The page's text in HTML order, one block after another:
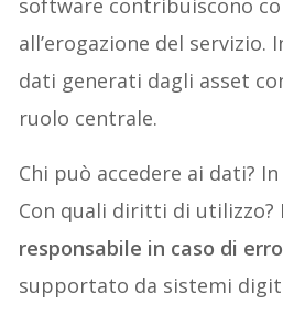
all’erogazione del servizio.
dati generati dagli asset
ruolo centrale.
Chi può accedere ai dati?
Con quali diritti di
responsabile in caso di
supportato da sistemi